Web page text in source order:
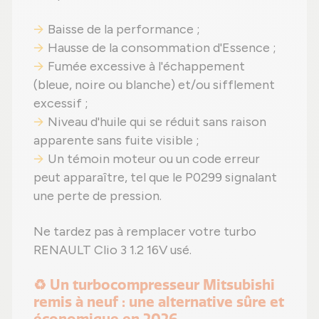
Baisse de la performance ;
Hausse de la consommation d'Essence ;
Fumée excessive à l'échappement
(bleue, noire ou blanche) et/ou sifflement
excessif ;
Niveau d'huile qui se réduit sans raison
apparente sans fuite visible ;
Un témoin moteur ou un code erreur
peut apparaître, tel que le P0299 signalant
une perte de pression.
Ne tardez pas à remplacer votre turbo
RENAULT Clio 3 1.2 16V usé.
♻️ Un turbocompresseur Mitsubishi
remis à neuf : une alternative sûre et